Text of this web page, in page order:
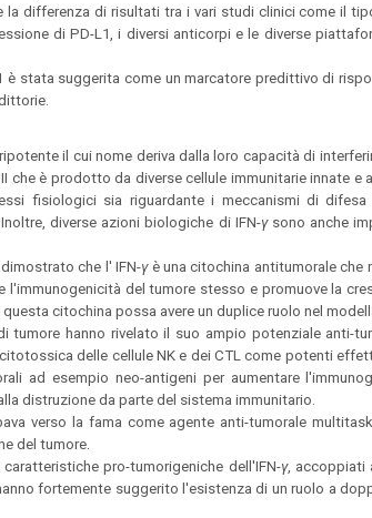
differenza di risultati tra i vari studi clinici come il
di PD-L1, i diversi anticorpi e le diverse
è stata suggerita come un marcatore predittivo di
il cui nome deriva dalla loro capacità di
che è prodotto da diverse cellule immunitarie innate
fisiologici sia riguardante i meccanismi di difesa
diverse azioni biologiche di IFN-γsono anche
che l' IFN-γè una citochina antitumorale che
l'immunogenicità del tumore stesso e promuove la
citochina possa avere un duplice ruolo nel
tumore hanno rivelato il suo ampio potenziale anti-
delle cellule NK e dei CTL come potenti
ad esempio neo-antigeni per aumentare
distruzione da parte del sistema immunitario.
verso la fama come agente anti-tumorale
del tumore.
pro-tumorigeniche dell'IFN-γ, accoppiati
fortemente suggerito l'esistenza di un ruolo a